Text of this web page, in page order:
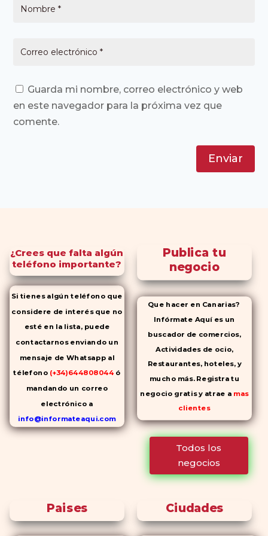
Guarda mi nombre, correo electrónico y web
en este navegador para la próxima vez que
comente.
Enviar
¿Crees que falta algún
teléfono importante?
Si tienes algún teléfono que
considere de interés que no
esté en la lista, puede
contactarnos enviando un
mensaje de Whatsapp al
télefono (+34)644808044 ó
mandando un correo
electrónico a
info@informateaqui.com
Mientras que antes la
cambio de los tiempos ha
permitido la producción de
Publica tu
negocio
Que hacer en Canarias?
Infórmate Aquí es un
buscador de comercios,
Actividades de ocio,
Restaurantes, hoteles, y
mucho más. Registra tu
negocio gratis y atrae a mas
clientes
Todos los
negocios
Paises Ciudades